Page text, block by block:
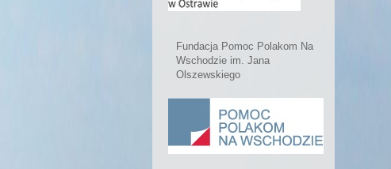
Fundacja Pomoc Polakom Na
Wschodzie im. Jana
Olszewskiego